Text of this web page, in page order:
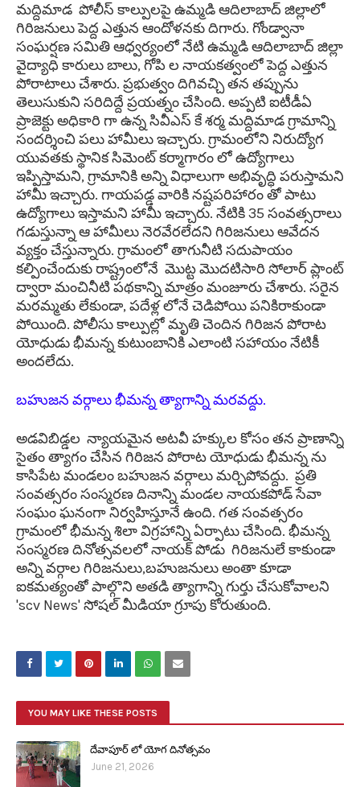
మద్దిమాడ పోలీస్ కాల్పులపై ఉమ్మడి ఆదిలాబాద్ జిల్లాలో
గిరిజనులు పెద్ద ఎత్తున ఆందోళనకు దిగారు. గోండ్వానా
సంఘర్షణ సమితి ఆధ్వర్యంలో నేటి ఉమ్మడి ఆదిలాబాద్ జిల్లా
వైద్యాధి కారులు బాలు, గోపి ల నాయకత్వంలో పెద్ద ఎత్తున
పోరాటాలు చేశారు. ప్రభుత్వం దిగివచ్చి తన తప్పును
తెలుసుకుని సరిదిద్దే ప్రయత్నం చేసింది. అప్పటి ఐటీడీఏ
ప్రాజెక్టు అధికారి గా ఉన్న సివీఎస్ కే శర్మ మద్దిమాడ గ్రామాన్ని
సందర్శించి పలు హామీలు ఇచ్చారు. గ్రామంలోని నిరుద్యోగ
యువతకు స్థానిక సిమెంట్ కర్మాగారం లో ఉద్యోగాలు
ఇప్పిస్తామని, గ్రామానికి అన్ని విధాలుగా అభివృద్ధి పరుస్తామని
హామీ ఇచ్చారు. గాయపడ్డ వారికి నష్టపరిహారం తో పాటు
ఉద్యోగాలు ఇస్తామని హామీ ఇచ్చారు. నేటికి 35 సంవత్సరాలు
గడుస్తున్నా ఆ హామీలు నెరవేరలేదని గిరిజనులు ఆవేదన
వ్యక్తం చేస్తున్నారు. గ్రామంలో తాగునీటి సదుపాయం
కల్పించేందుకు రాష్ట్రంలోనే మొట్ట మొదటిసారి సోలార్ ప్లాంట్
ద్వారా మంచినీటి పథకాన్ని మాత్రం మంజూరు చేశారు. సరైన
మరమ్మతు లేకుండా, పదేళ్ల లోనే చెడిపోయి పనికిరాకుండా
పోయింది. పోలీసు కాల్పుల్లో మృతి చెందిన గిరిజన పోరాట
యోధుడు భీమన్న కుటుంబానికి ఎలాంటి సహాయం నేటికీ
అందలేదు.
బహుజన వర్గాలు భీమన్న త్యాగాన్ని మరవద్దు.
అడవిబిడ్డల న్యాయమైన అటవీ హక్కుల కోసం తన ప్రాణాన్ని
సైతం త్యాగం చేసిన గిరిజన పోరాట యోధుడు భీమన్న ను
కాసిపేట మండలం బహుజన వర్గాలు మర్చిపోవద్దు. ప్రతి
సంవత్సరం సంస్మరణ దినాన్ని మండల నాయకపోడ్ సేవా
సంఘం ఘనంగా నిర్వహిస్తూనే ఉంది. గత సంవత్సరం
గ్రామంలో భీమన్న శిలా విగ్రహాన్ని ఏర్పాటు చేసింది. భీమన్న
సంస్మరణ దినోత్సవలలో నాయక్ పోడు గిరిజనులే కాకుండా
అన్ని వర్గాల గిరిజనులు,బహుజనులు అంతా కూడా
ఐకమత్యంతో పాల్గొని అతడి త్యాగాన్ని గుర్తు చేసుకోవాలని
'scv News' సోషల్ మీడియా గ్రూపు కోరుతుంది.
YOU MAY LIKE THESE POSTS
దేవాపూర్ లో యోగ దినోత్సవం
June 21, 2026